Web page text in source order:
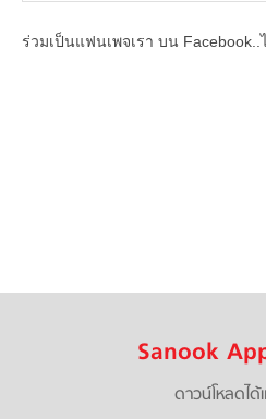
ร่วมเป็นแฟนเพจเรา บน Facebook..
Sanook
ดาวน์โหลดไ